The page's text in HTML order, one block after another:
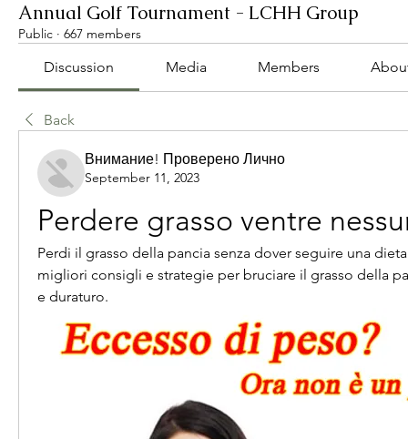
Annual Golf Tournament - LCHH Group
Public · 667 members
Discussion Media Members
Back
Внимание! Проверено Лично
September 11, 2023
Perdere grasso ventre
Perdi il grasso della pancia senza dover seguire una
migliori consigli e strategie per bruciare il grasso della
e duraturo.